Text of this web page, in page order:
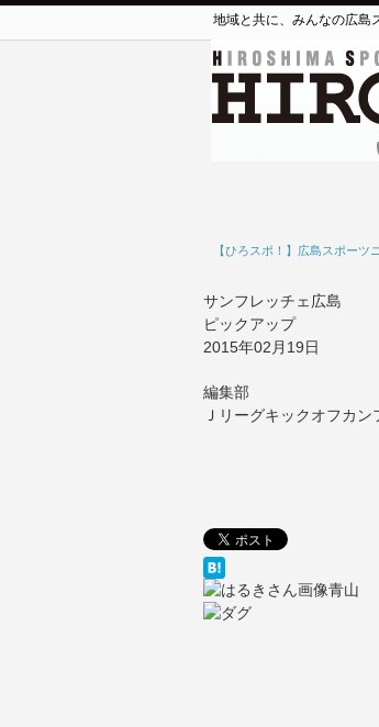
地域と共に、みんなの広島
【ひろスポ！】広島スポーツ
サンフレッチェ広島
ピックアップ
2015年02月19日
編集部
Ｊリーグキックオフカ